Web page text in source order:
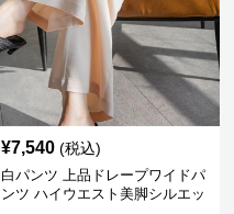
¥7,540 (税込)
白パンツ 上品ドレープワイドパ
ンツ ハイウエスト美脚シルエッ